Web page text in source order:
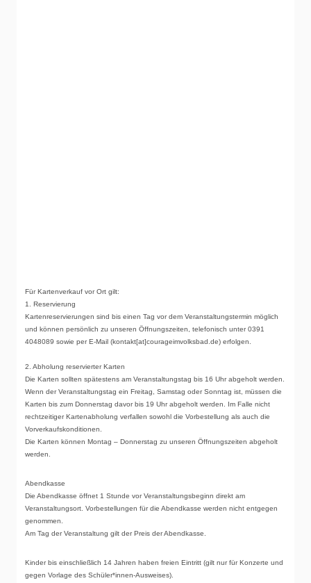
Für Kartenverkauf vor Ort gilt:
1. Reservierung
Kartenreservierungen sind bis einen Tag vor dem Veranstaltungstermin möglich
und können persönlich zu unseren Öffnungszeiten, telefonisch unter 0391
4048089 sowie per E-Mail (kontakt[at]courageimvolksbad.de) erfolgen.
2. Abholung reservierter Karten
Die Karten sollten spätestens am Veranstaltungstag bis 16 Uhr abgeholt werden.
Wenn der Veranstaltungstag ein Freitag, Samstag oder Sonntag ist, müssen die
Karten bis zum Donnerstag davor bis 19 Uhr abgeholt werden. Im Falle nicht
rechtzeitiger Kartenabholung verfallen sowohl die Vorbestellung als auch die
Vorverkaufskonditionen.
Die Karten können Montag – Donnerstag zu unseren Öffnungszeiten abgeholt
werden.
Abendkasse
Die Abendkasse öffnet 1 Stunde vor Veranstaltungsbeginn direkt am
Veranstaltungsort. Vorbestellungen für die Abendkasse werden nicht entgegen
genommen.
Am Tag der Veranstaltung gilt der Preis der Abendkasse.
Kinder bis einschließlich 14 Jahren haben freien Eintritt (gilt nur für Konzerte und
gegen Vorlage des Schüler*innen-Ausweises).